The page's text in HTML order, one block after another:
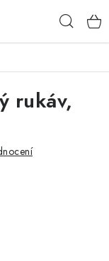
rukáv,